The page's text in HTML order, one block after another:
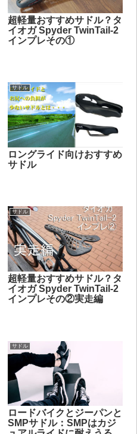
超軽量おすすめサドル？タ
イオガ Spyder TwinTail-2
インプレその①
サドル
ロングライド向けおすすめ
サドル
サドル
超軽量おすすめサドル？タ
イオガ Spyder TwinTail-2
インプレその②実走編
サドル
ロードバイクとジーパンと
SMPサドル：SMPはカジ